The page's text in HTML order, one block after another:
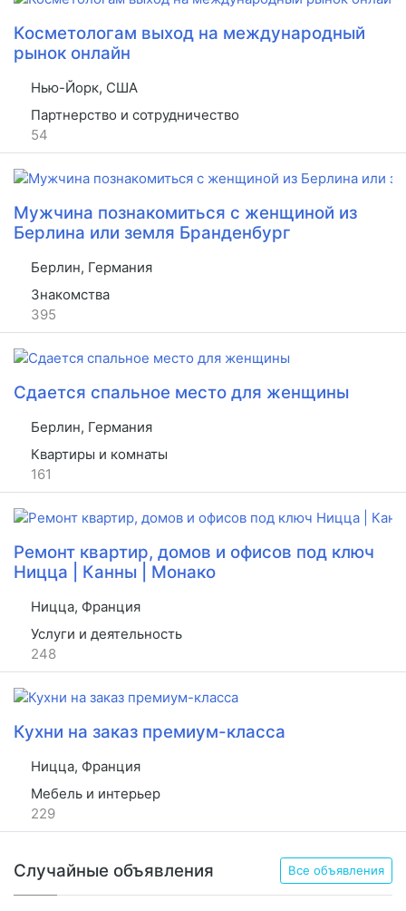
Косметологам выход на международный
рынок онлайн
Нью-Йорк, США
Партнерство и сотрудничество
54
Мужчина познакомиться с женщиной из
Берлина или земля Бранденбург
Берлин, Германия
Знакомства
395
Сдается спальное место для женщины
Берлин, Германия
Квартиры и комнаты
161
Ремонт квартир, домов и офисов под ключ
Ницца | Канны | Монако
Ницца, Франция
Услуги и деятельность
248
Кухни на заказ премиум-класса
Ницца, Франция
Мебель и интерьер
229
Случайные объявления Все объявления